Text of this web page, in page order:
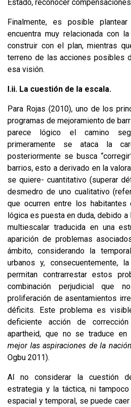
Estado, reconocer
Finalmente, es posible
encuentra muy relacionada con
construir con el plan, mientras
terreno de las acciones posibles
esa visión.
I.ii. La cuestión de la escala.
Para Rojas (2010), uno de los
programas de mejoramiento de
parece lógico el camino
primeramente se ataca la
posteriormente se busca
barrios, esto a derivado en la
se quiere- cuantitativo (superar
desmedro de uno cualitativo
que ocurren entre los
lógica es puesta en duda, debido a
multiescalar traducida en una
aparición de problemas
ámbito, considerando la
urbanos y, consecuentemente,
permitan contrarrestar estos
combinación perjudicial que
proliferación de asentamientos
déficits. Este problema es
deficiente acción de
apartheid, que no se traduce en
mejor las aspiraciones de la
Ogbu 2011).
Al no considerar la cuestión
estrategia y la táctica, ni
espacial y temporal, se puede